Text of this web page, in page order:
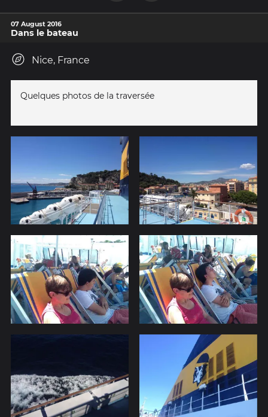
07 August 2016
Dans le bateau
Nice, France
Quelques photos de la traversée